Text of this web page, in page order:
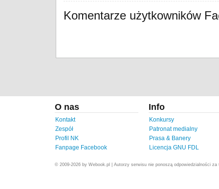
Komentarze użytkowników
O nas
Kontakt
Zespół
Profil NK
Fanpage Facebook
Info
Konkursy
Patronat medialny
Prasa & Banery
Licencja GNU FDL
© 2009-2026 by Webook.pl | Autorzy serwisu nie ponoszą odpowiedzialności